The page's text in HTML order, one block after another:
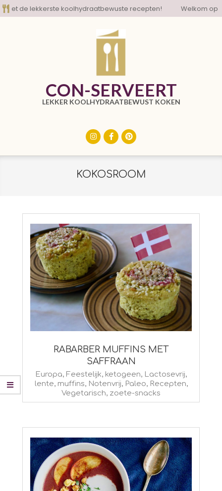
Skip
to
de lekkerste koolhydraatbewuste recepten! Welkom op
CON-SERVEERT
LEKKER KOOLHYDRAATBEWUST KOKEN
KOKOSROOM
RABARBER MUFFINS MET
SAFFRAAN
2025-
06-
Europa, Feestelijk, ketogeen, Lactosevrij,
lente, muffins, Notenvrij, Paleo, Recepten,
Vegetarisch, zoete-snacks